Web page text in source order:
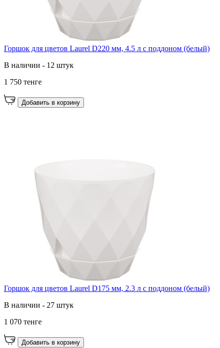
Горшок для цветов Laurel D220 мм, 4.5 л с поддоном (белый)
В наличии - 12 штук
1 750 тенге
Добавить в корзину
Горшок для цветов Laurel D175 мм, 2.3 л с поддоном (белый)
В наличии - 27 штук
1 070 тенге
Добавить в корзину